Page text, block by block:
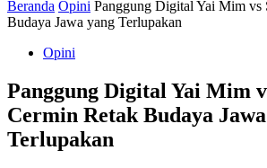
Beranda Opini Panggung Digital Yai Mim vs
Budaya Jawa yang Terlupakan
Opini
Panggung Digital Yai Mim
Cermin Retak Budaya
Terlupakan